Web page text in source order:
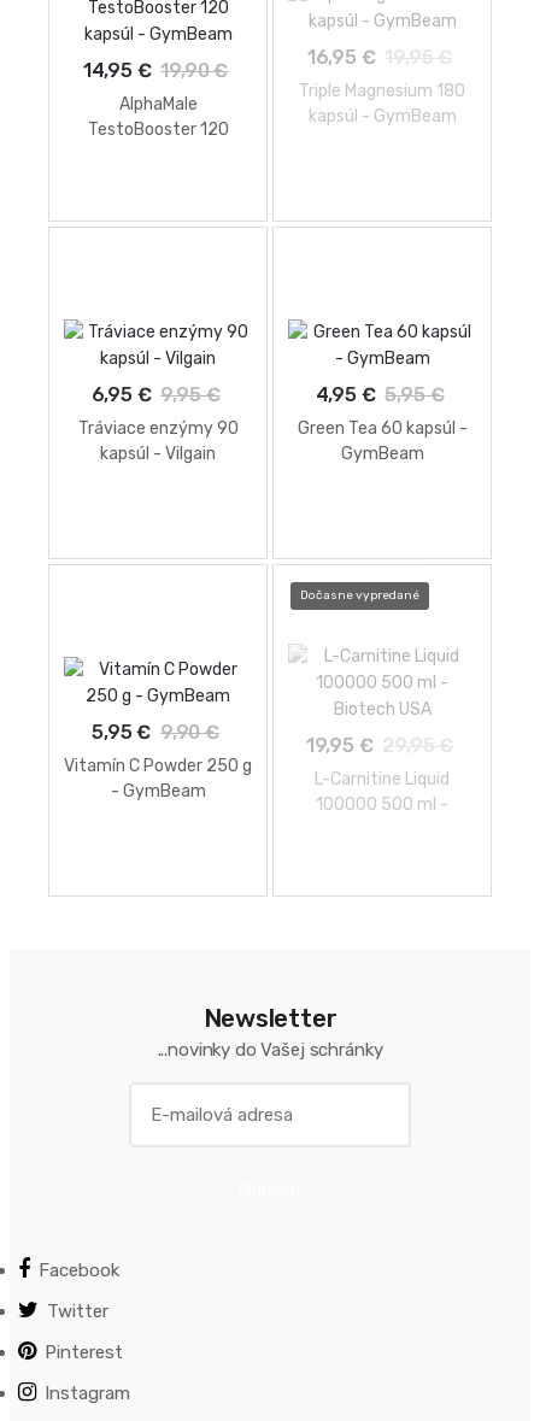
14,95 € 19,90 €
AlphaMale
TestoBooster 120
16,95 € 19,95 €
Triple Magnesium 180
kapsúl - GymBeam
6,95 € 9,95 €
Tráviace enzýmy 90
kapsúl - Vilgain
4,95 € 5,95 €
Green Tea 60 kapsúl -
GymBeam
5,95 € 9,90 €
Vitamín C Powder 250 g
- GymBeam
Dočasne vypredané
19,95 € 29,95 €
L-Carnitine Liquid
100000 500 ml -
Newsletter
...novinky do Vašej schránky
Facebook
Twitter
Pinterest
Instagram